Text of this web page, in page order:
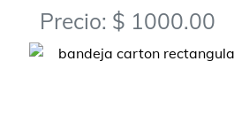
Precio: $ 1000.00